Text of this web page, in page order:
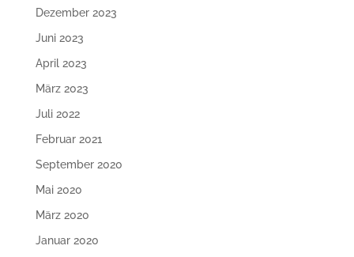
Dezember 2023
Juni 2023
April 2023
März 2023
Juli 2022
Februar 2021
September 2020
Mai 2020
März 2020
Januar 2020